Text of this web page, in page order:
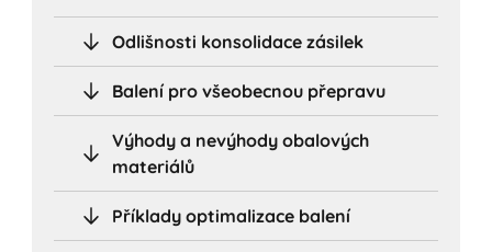
Odlišnosti konsolidace zásilek
Balení pro všeobecnou přepravu
Výhody a nevýhody obalových
materiálů
Příklady optimalizace balení